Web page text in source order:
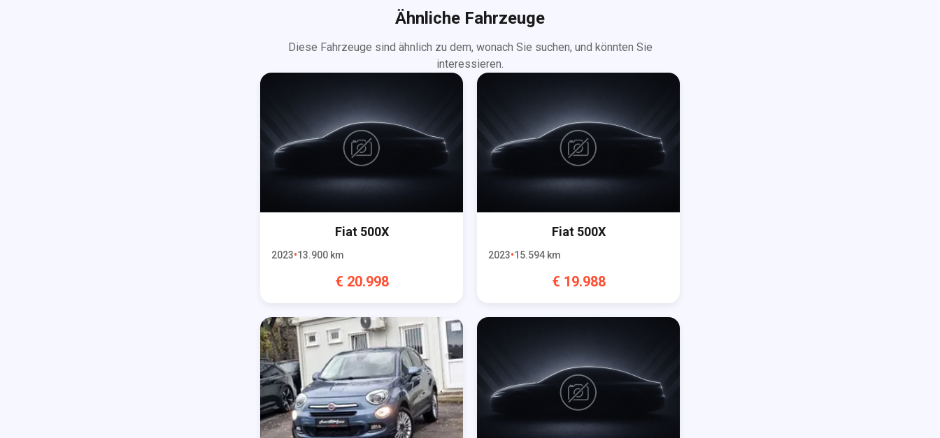
Ähnliche Fahrzeuge
Diese Fahrzeuge sind ähnlich zu dem, wonach Sie suchen, und könnten Sie
interessieren.
Fiat 500X
2023 13.900 km
€ 20.998
Fiat 500X
2023 15.594 km
€ 19.988